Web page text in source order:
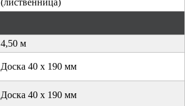
4,50 м
Доска 40 х 190 мм
Доска 40 х 190 мм